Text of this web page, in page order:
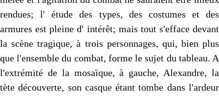
rendues; l' étude des types, des costumes et des
armures est pleine d' intérêt; mais tout s'efface devant
la scène tragique, à trois personnages, qui, bien plus
que l'ensemble du combat, forme le sujet du tableau. A
l'extrémité de la mosaïque, à gauche, Alexandre, la
tète découverte, son casque étant tombe dans l'ardeur